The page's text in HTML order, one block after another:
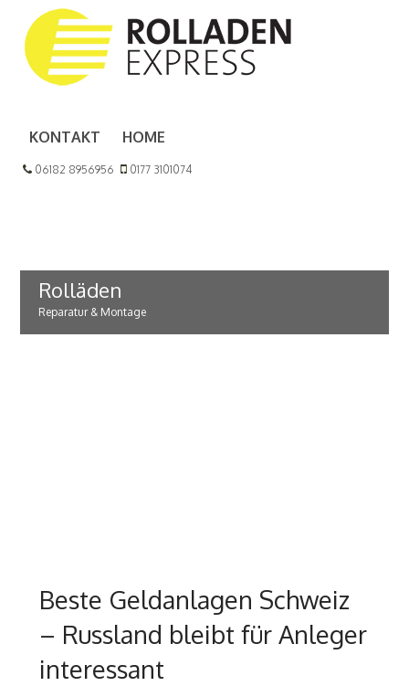
KONTAKT HOME
06182 8956956 0177 3101074
Rolläden
Reparatur & Montage
Beste Geldanlagen Schweiz
– Russland bleibt für Anleger
interessant